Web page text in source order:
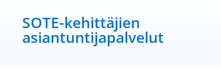
SOTE-kehittäjien
asiantuntijapalvelut